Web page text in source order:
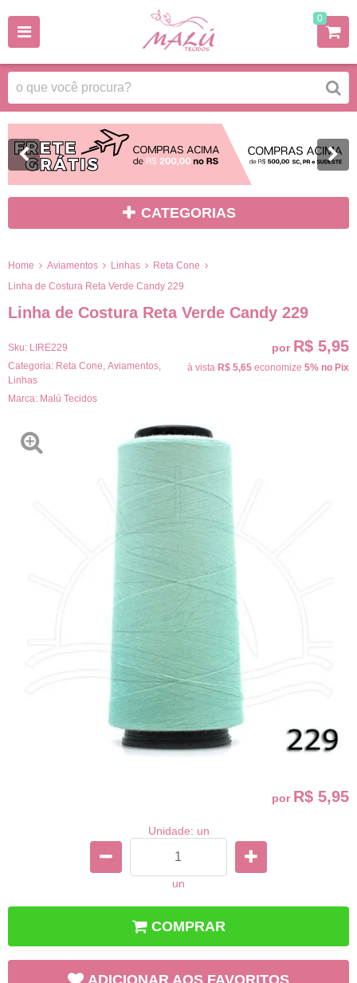
0
CATEGORIAS
Home Aviamentos Linhas
Reta Cone
Linha de Costura Reta Verde Candy 229
Linha de Costura Reta Verde Candy 229
Sku: LIRE229
Categoria: Reta Cone Aviamentos
Linhas
Marca: Malú Tecidos
por R$ 5,95
à vista R$ 5,65 economize 5% no Pix
por R$ 5,95
Unidade: un
un
COMPRAR
ADICIONAR AOS FAVORITOS